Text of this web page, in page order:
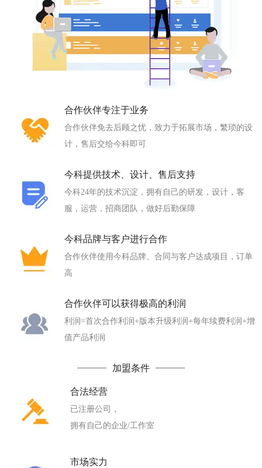
合作伙伴专注于业务
合作伙伴免去后顾之忧，致力于拓展市场，繁琐的设
计，售后交给今科即可
今科提供技术、设计、售后支持
今科24年的技术沉淀，拥有自己的研发，设计，客
服，运营，招商团队，做好后勤保障
今科品牌与客户进行合作
合作伙伴使用今科品牌、合同与客户达成项目，订单
高
合作伙伴可以获得极高的利润
利润=首次合作利润+版本升级利润+每年续费利润+增
值产品利润
加盟条件
合法经营
已注册公司，
拥有自己的企业/工作室
市场实力